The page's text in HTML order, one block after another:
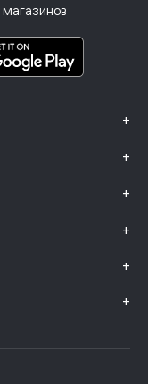
+
+
+
+
+
+